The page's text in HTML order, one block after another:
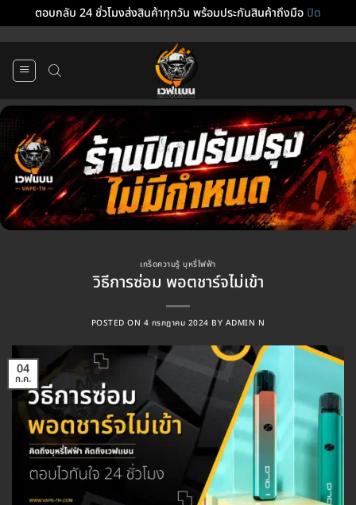
ตอบกลับ 24 ชั่วโมงส่งสินค้าทุกวัน พร้อมประกันสินค้าถึงมือปิด
เกร็ดความรู้ บุหรี่ไฟฟ้า
วิธีการซ่อม พอตชาร์จไม่เข้า
POSTED ON 4 กรกฎาคม 2024 BY ADMIN N
04
ก.ค.